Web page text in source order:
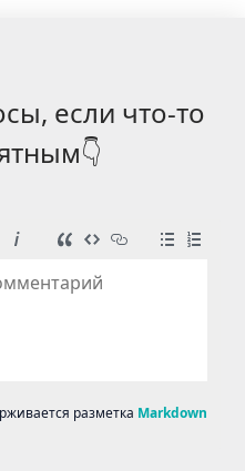
если что-то